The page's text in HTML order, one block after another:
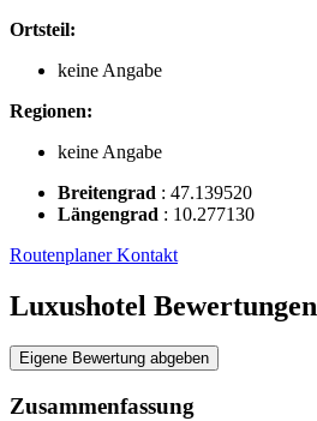
Ortsteil:
keine Angabe
Regionen:
keine Angabe
Breitengrad : 47.139520
Längengrad : 10.277130
RoutenplanerKontakt
Luxushotel Bewertungen
Eigene Bewertung abgeben
Zusammenfassung